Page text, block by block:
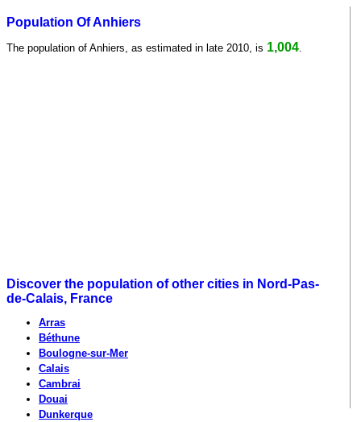
Population Of Anhiers
The population of Anhiers, as estimated in late 2010, is 1,004
Discover the population of other cities in Nord-Pas-
de-Calais, France
Arras
Béthune
Boulogne-sur-Mer
Calais
Cambrai
Douai
Dunkerque